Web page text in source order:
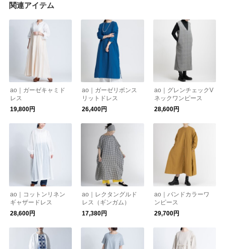
関連アイテム
ao｜ガーゼキャミド
レス
19,800円
ao｜ガーゼリボンス
リットドレス
26,400円
ao｜グレンチェックV
ネックワンピース
28,600円
ao｜コットンリネン
ギャザードレス
28,600円
ao｜レクタングルド
レス（ギンガム）
17,380円
ao｜バンドカラーワ
ンピース
29,700円